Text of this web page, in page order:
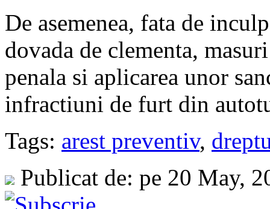
De asemenea, fata de
dovada de clementa,
penala si aplicarea unor
infractiuni de furt din
Tags: arest preventiv,
Publicat de: pe 20 May,